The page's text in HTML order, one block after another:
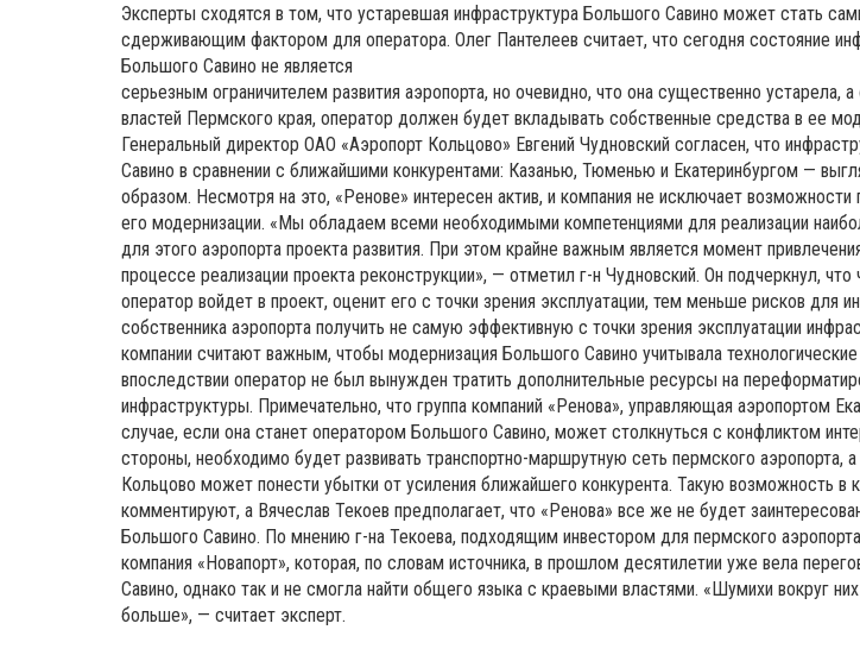
Эксперты сходятся в том, что устаревшая инфраструктура Большого Савино может стать
сдерживающим фактором для оператора. Олег Пантелеев считает, что сегодня состояние
Большого Савино не является
серьезным ограничителем развития аэропорта, но очевидно, что она существенно устарела,
властей Пермского края, оператор должен будет вкладывать собственные средства в ее
Генеральный директор ОАО «Аэропорт Кольцово» Евгений Чудновский согласен, что
Савино в сравнении с ближайшими конкурентами: Казанью, Тюменью и Екатеринбургом —
образом. Несмотря на это, «Ренове» интересен актив, и компания не исключает возможности
его модернизации. «Мы обладаем всеми необходимыми компетенциями для реализации
для этого аэропорта проекта развития. При этом крайне важным является момент
процессе реализации проекта реконструкции», — отметил г-н Чудновский. Он подчеркнул,
оператор войдет в проект, оценит его с точки зрения эксплуатации, тем меньше рисков для
собственника аэропорта получить не самую эффективную с точки зрения эксплуатации
компании считают важным, чтобы модернизация Большого Савино учитывала
впоследствии оператор не был вынужден тратить дополнительные ресурсы на
инфраструктуры. Примечательно, что группа компаний «Ренова», управляющая аэропортом
случае, если она станет оператором Большого Савино, может столкнуться с конфликтом
стороны, необходимо будет развивать транспортно-маршрутную сеть пермского аэропорта,
Кольцово может понести убытки от усиления ближайшего конкурента. Такую возможность в
комментируют, а Вячеслав Текоев предполагает, что «Ренова» все же не будет
Большого Савино. По мнению г-на Текоева, подходящим инвестором для пермского
компания «Новапорт», которая, по словам источника, в прошлом десятилетии уже вела
Савино, однако так и не смогла найти общего языка с краевыми властями. «Шумихи вокруг
больше», — считает эксперт.